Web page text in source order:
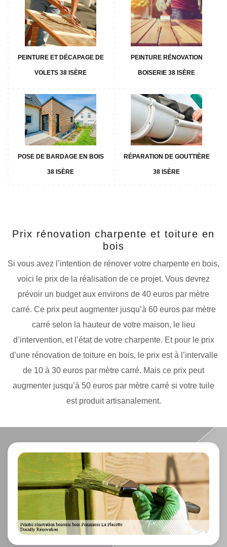
PEINTURE ET DÉCAPAGE DE
VOLETS 38 ISÈRE
PEINTURE RÉNOVATION
BOISERIE 38 ISÈRE
POSE DE BARDAGE EN BOIS
38 ISÈRE
RÉPARATION DE GOUTTIÈRE
38 ISÈRE
Prix rénovation charpente et toiture en
bois
Si vous avez l’intention de rénover votre charpente en bois,
voici le prix de la réalisation de ce projet. Vous devrez
prévoir un budget aux environs de 40 euros par mètre
carré. Ce prix peut augmenter jusqu’à 60 euros par mètre
carré selon la hauteur de votre maison, le lieu
d’intervention, et l’état de votre charpente. Et pour le prix
d’une rénovation de toiture en bois, le prix est à l’intervalle
de 10 à 30 euros par mètre carré. Mais ce prix peut
augmenter jusqu’à 50 euros par mètre carré si votre tuile
est produit artisanalement.